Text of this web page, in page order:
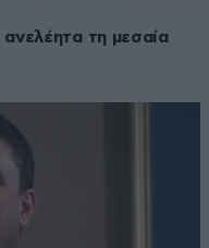
τη μεσαία